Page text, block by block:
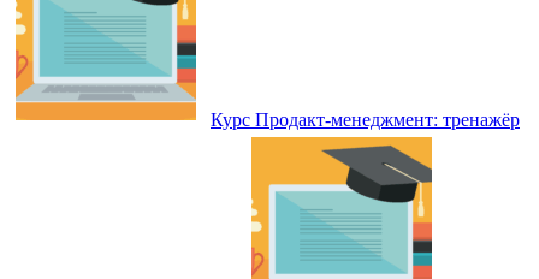
Курс Продакт-менеджмент: тренажёр